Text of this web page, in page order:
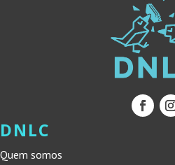
DNLC
Quem somos